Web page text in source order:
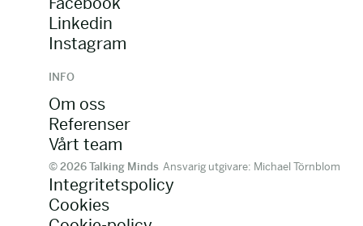
Linkedin
Instagram
INFO
Om oss
Referenser
Vårt team
© 2026 Talking Minds Ansvarig utgivare: Michael Törnblom
Integritetspolicy
Cookies